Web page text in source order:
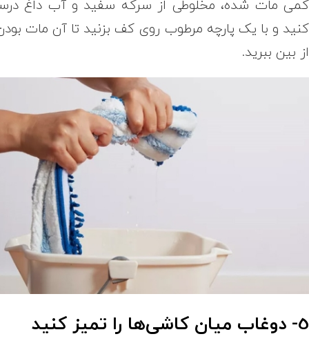
کمی مات شده، مخلوطی از سرکه سفید و آب داغ
کنید و با یک پارچه مرطوب روی کف بزنید تا آن مات
از بین ببرید.
5- دوغاب میان کاشی‌ها را تمیز کنید